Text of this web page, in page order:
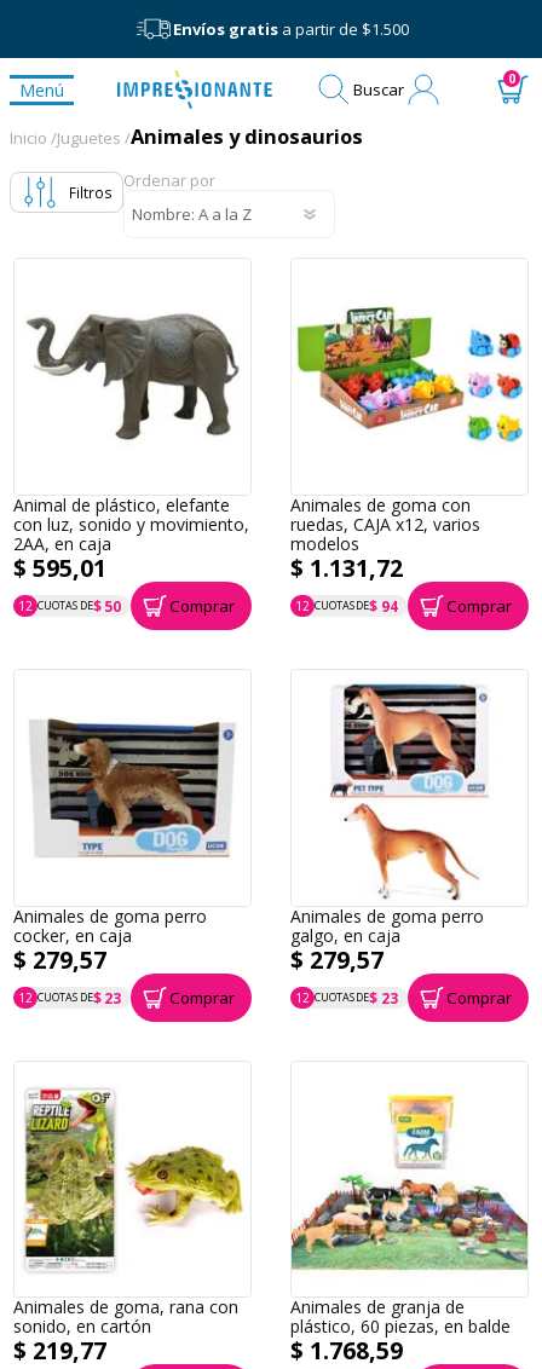
Envíos gratisa partir de $1.500
Menú Buscar 0
Animales y dinosaurios
Inicio /Juguetes /Animales y dinosaurios
Filtros
Ordenar por
Animal de plástico, elefante
con luz, sonido y movimiento,
2AA, en caja
$ 595,01
12 CUOTAS DE$ 50
P.T.F. $ 595 Comprar
Animales de goma con
ruedas, CAJA x12, varios
modelos
$ 1.131,72
12 CUOTAS DE$ 94
P.T.F. $ 1.132 Comprar
Animales de goma perro
cocker, en caja
$ 279,57
12 CUOTAS DE$ 23
P.T.F. $ 280 Comprar
Animales de goma perro
galgo, en caja
$ 279,57
12 CUOTAS DE$ 23
P.T.F. $ 280 Comprar
Animales de goma, rana con
sonido, en cartón
$ 219,77
Animales de granja de
plástico, 60 piezas, en balde
$ 1.768,59